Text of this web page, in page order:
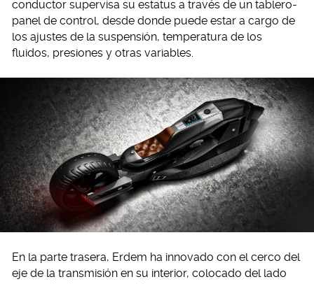
conductor supervisa su estatus a través de un tablero-
panel de control, desde donde puede estar a cargo de
los ajustes de la suspensión, temperatura de los
fluidos, presiones y otras variables.
En la parte trasera, Erdem ha innovado con el cerco del
eje de la transmisión en su interior, colocado del lado